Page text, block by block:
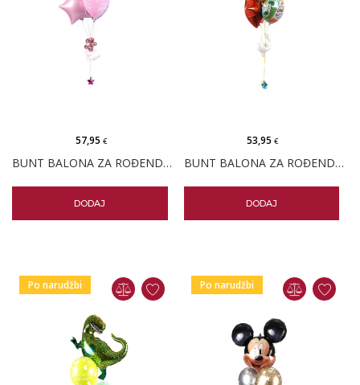
BUNT BALONA ZA ROĐENDAN JEDNOROG
57,95 €
DODAJ
BUNT BALONA ZA ROĐENDAN PARTY DINOSAUR
53,95€
DODAJ
Po narudžbi Po narudžbi